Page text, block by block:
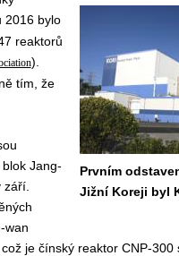
Prvním
Jižní Koreji byl
2016 bylo
reaktorů
).
tím, že
Jang-
wan
je čínský reaktor CNP-300